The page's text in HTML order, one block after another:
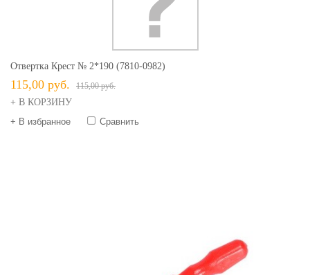
Отвертка Крест № 2*190 (7810-0982)
115,00 руб. 115,00 руб.
+ В КОРЗИНУ
+ В избранное
Сравнить